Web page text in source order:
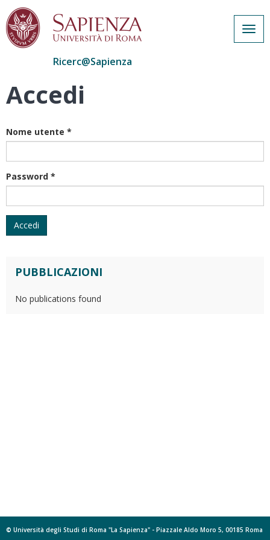
Salta
Ricerc@Sapienza
Accedi
Nome utente *
Password *
Accedi
PUBBLICAZIONI
No publications found
© Università degli Studi di Roma "La Sapienza" - Piazzale Aldo Moro 5, 00185 Roma